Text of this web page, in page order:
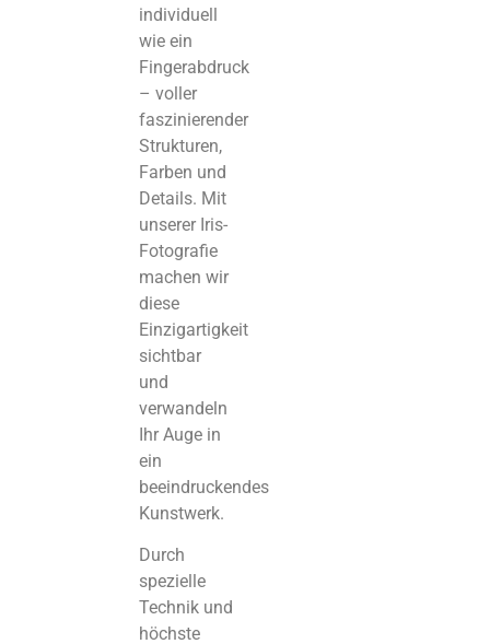
individuell
wie ein
Fingerabdruck
– voller
faszinierender
Strukturen,
Farben und
Details. Mit
unserer Iris-
Fotografie
machen wir
diese
Einzigartigkeit
sichtbar
und
verwandeln
Ihr Auge in
ein
beeindruckendes
Kunstwerk.
Durch
spezielle
Technik und
höchste